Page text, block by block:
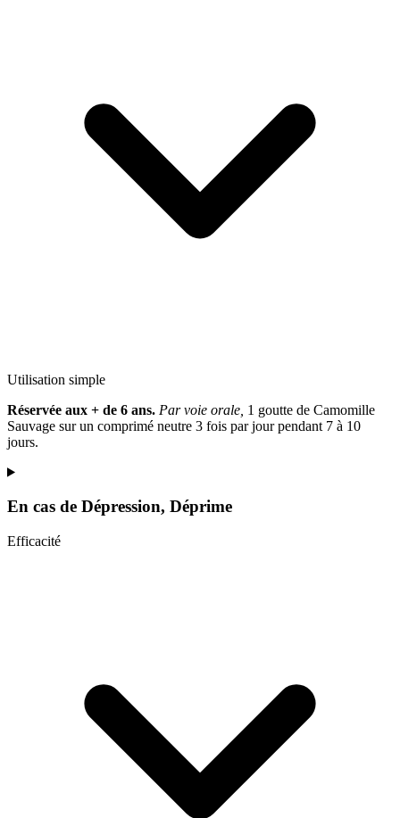
Utilisation simple
Réservée aux + de 6 ans. Par voie orale, 1 goutte de Camomille
Sauvage sur un comprimé neutre 3 fois par jour pendant 7 à 10
jours.
En cas de Dépression, Déprime
Efficacité